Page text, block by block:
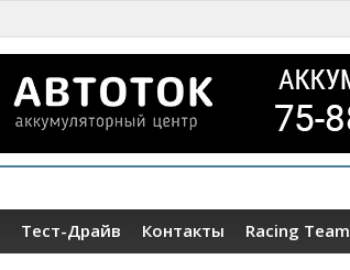
Тест-Драйв Контакты Racing Team